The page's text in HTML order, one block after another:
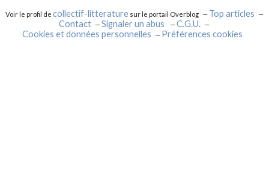
Voir le profil de collectif-litterature sur le portail Overblog
Top articles
Contact
Signaler un abus
C.G.U.
Cookies et données personnelles
Préférences cookies